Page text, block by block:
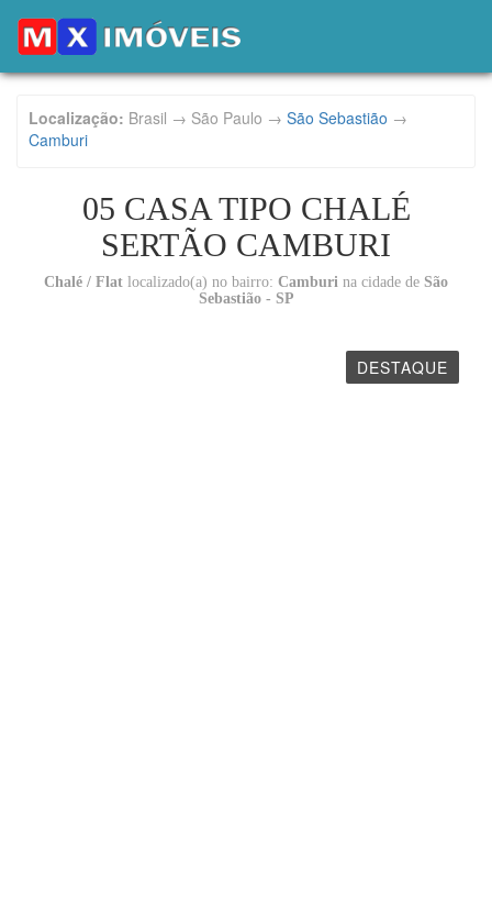
Localização: Brasil → São Paulo → São Sebastião →
Camburi
05 CASA TIPO CHALÉ
SERTÃO CAMBURI
Chalé / Flat localizado(a) no bairro: Camburi na cidade de São
Sebastião - SP
DESTAQUE